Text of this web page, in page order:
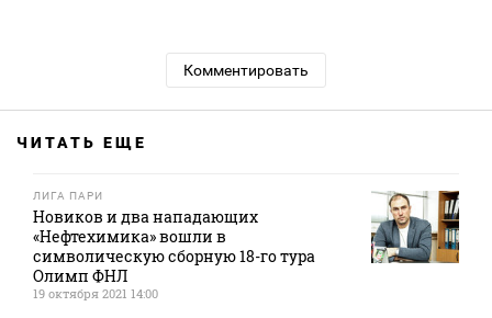
Комментировать
ЧИТАТЬ ЕЩЕ
ЛИГА ПАРИ
Новиков и два нападающих
«Нефтехимика» вошли в
символическую сборную 18-го тура
Олимп ФНЛ
19 октября 2021 14:00